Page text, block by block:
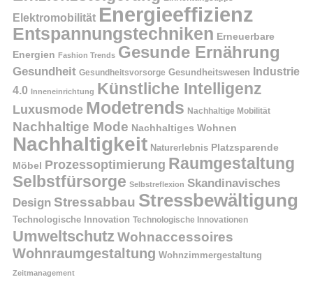
Elektromobilität Energieeffizienz
Entspannungstechniken Erneuerbare
Energien Fashion Trends Gesunde Ernährung
Gesundheit Gesundheitsvorsorge Gesundheitswesen Industrie
4.0 Inneneinrichtung Künstliche Intelligenz
Luxusmode Modetrends Nachhaltige Mobilität
Nachhaltige Mode Nachhaltiges Wohnen
Nachhaltigkeit Naturerlebnis Platzsparende
Möbel
Prozessoptimierung Raumgestaltung
Selbstfürsorge Selbstreflexion Skandinavisches
Design Stressabbau Stressbewältigung
Technologische Innovation Technologische Innovationen
Umweltschutz Wohnaccessoires
Wohnraumgestaltung Wohnzimmergestaltung
Zeitmanagement